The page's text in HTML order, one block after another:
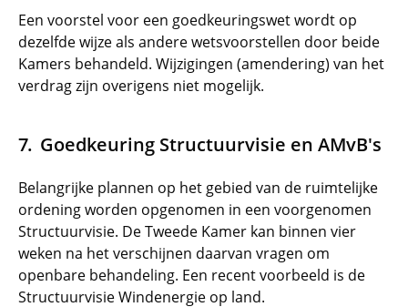
Een voorstel voor een goedkeuringswet wordt op
dezelfde wijze als andere wetsvoorstellen door beide
Kamers behandeld. Wijzigingen (amendering) van het
verdrag zijn overigens niet mogelijk.
Goedkeuring Structuurvisie en AMvB's
Belangrijke plannen op het gebied van de ruimtelijke
ordening worden opgenomen in een voorgenomen
Structuurvisie. De Tweede Kamer kan binnen vier
weken na het verschijnen daarvan vragen om
openbare behandeling. Een recent voorbeeld is de
Structuurvisie Windenergie op land.